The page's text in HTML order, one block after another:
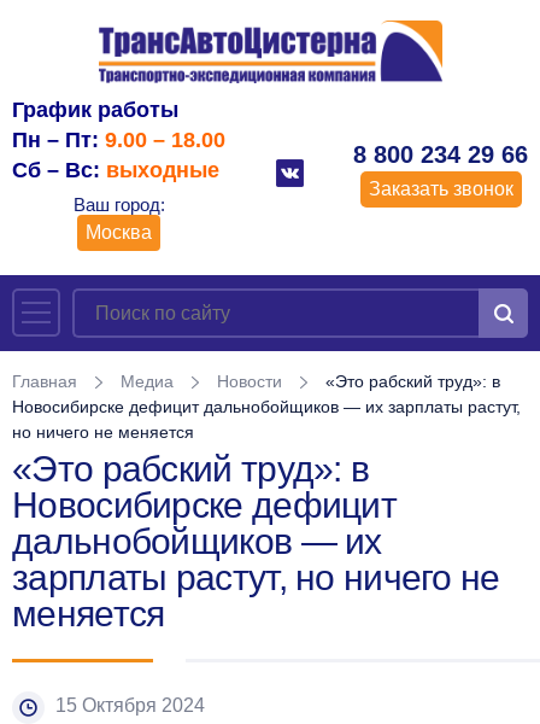
График работы
Пн – Пт: 9.00 – 18.00
Сб – Вс: выходные
Ваш город:
Москва
8 800 234 29 66
Заказать звонок
Главная Медиа Новости
«Это рабский труд»: в
Новосибирске дефицит дальнобойщиков — их зарплаты растут,
но ничего не меняется
«Это рабский труд»: в
Новосибирске дефицит
дальнобойщиков — их
зарплаты растут, но ничего не
меняется
15 Октября 2024